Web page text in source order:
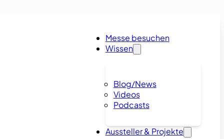
Messe besuchen
Wissen
Blog/News
Videos
Podcasts
Aussteller & Projekte